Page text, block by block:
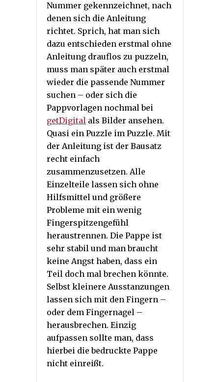
Nummer gekennzeichnet, nach
denen sich die Anleitung
richtet. Sprich, hat man sich
dazu entschieden erstmal ohne
Anleitung drauflos zu puzzeln,
muss man später auch erstmal
wieder die passende Nummer
suchen – oder sich die
Pappvorlagen nochmal bei
getDigital als Bilder ansehen.
Quasi ein Puzzle im Puzzle. Mit
der Anleitung ist der Bausatz
recht einfach
zusammenzusetzen. Alle
Einzelteile lassen sich ohne
Hilfsmittel und größere
Probleme mit ein wenig
Fingerspitzengefühl
heraustrennen. Die Pappe ist
sehr stabil und man braucht
keine Angst haben, dass ein
Teil doch mal brechen könnte.
Selbst kleinere Ausstanzungen
lassen sich mit den Fingern –
oder dem Fingernagel –
herausbrechen. Einzig
aufpassen sollte man, dass
hierbei die bedruckte Pappe
nicht einreißt.